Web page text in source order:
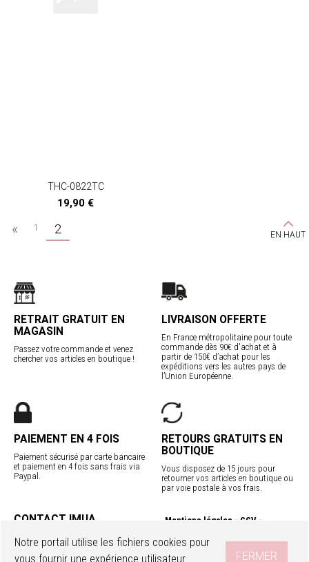
THC-0822TC
19,90 €
« 1 2 EN HAUT
RETRAIT GRATUIT EN
MAGASIN
Passez votre commande et venez
chercher vos articles en boutique !
LIVRAISON OFFERTE
En France métropolitaine pour toute
commande dès 90€ d'achat et à
partir de 150€ d’achat pour les
expéditions vers les autres pays de
l’Union Européenne.
PAIEMENT EN 4 FOIS
Paiement sécurisé par carte bancaire
et paiement en 4 fois sans frais via
Paypal.
RETOURS GRATUITS EN
BOUTIQUE
Vous disposez de 15 jours pour
retourner vos articles en boutique ou
par voie postale à vos frais.
CONTACT IMUA
Contact
Nos boutiques
Mentions légales
CGV
Programme fidélité
Livraisons internationales
Notre portail utilise les fichiers cookies pour
vous fournir une expérience utilisateur
FERMER